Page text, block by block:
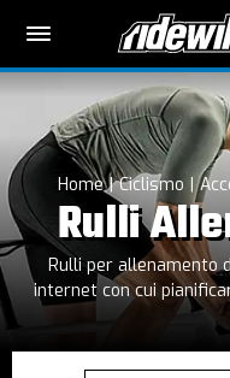
Home Ciclismo
Rulli
Rulli per allenamento
internet con cui pianificare, gestire e migliorare giorno dopo